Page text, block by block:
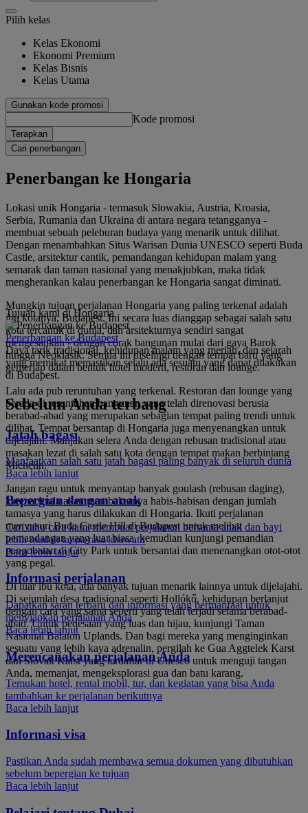
Pilih kelas
Kelas Ekonomi
Ekonomi Premium
Kelas Bisnis
Kelas Utama
Gunakan kode promosi
Kode promosi
Terapkan
Cari penerbangan
Penerbangan ke Hongaria
Lokasi unik Hongaria - termasuk Slowakia, Austria, Kroasia,
Serbia, Rumania dan Ukraina di antara negara tetangganya -
membuat sebuah peleburan budaya yang menarik untuk dilihat.
Dengan menambahkan Situs Warisan Dunia UNESCO seperti Buda
Castle, arsitektur cantik, pemandangan kehidupan malam yang
semarak dan taman nasional yang menakjubkan, maka tidak
mengherankan kalau penerbangan ke Hongaria sangat diminati.
Mungkin tujuan perjalanan Hongaria yang paling terkenal adalah
ibu kotanya, Budapest. Ini secara luas dianggap sebagai salah satu
kota tercantik di dunia, dan arsitekturnya sendiri sangat
mengesankan - dengan corak bangunan mulai dari gaya Barok
hingga Neoklasik. Semua ini diselingi dengan tempat baru yang
gemerlap dalam bentuk hotel modern, restoran dan lounge.
Lalu ada pub reruntuhan yang terkenal. Restoran dan lounge yang
berada di reruntuhan bangunan yang telah direnovasi berusia
berabad-abad yang merupakan sebagian tempat paling trendi untuk
dilihat. Tempat bersantap di Hongaria juga menyenangkan untuk
dijelajahi. Manjakan selera Anda dengan rebusan tradisional atau
masakan lezat di salah satu kota dengan tempat makan berbintang
Michelin.
Jangan ragu untuk menyantap banyak goulash (rebusan daging),
karena Anda akan membakarnya habis-habisan dengan jumlah
tamasya yang harus dilakukan di Hongaria. Ikuti perjalanan
menyusuri Buda Castle Hill di Budapest untuk melihat
pemandangan yang luar biasa, kemudian kunjungi pemandian
pengobatan di City Park untuk bersantai dan menenangkan otot-otot
yang pegal.
Di luar ibu kota, ada banyak tujuan menarik lainnya untuk dijelajahi.
Di sejumlah desa tradisional seperti Hollókő, kehidupan berlanjut
dengan cara yang sama seperti yang telah terjadi selama berabad-
abad. Untuk pedesaan yang luas dan hijau, kunjungi Taman
Nasional Balaton Uplands. Dan bagi mereka yang menginginkan
sesuatu yang lebih kaya adrenalin, pergilah ke Gua Aggtelek Karst
dan Slovak Karst yang terdaftar di Unesco untuk menguji tangan
Anda, memanjat, mengeksplorasi gua dan batu karang.
Tujuan kami di Hongaria
Penerbangan ke Budapest
Daya tarik tradisional, kehidupan malam yang meriah, dan sejarah
yang memikat memastikan selalu ada sesuatu yang dapat dilakukan
di Budapest.
Sebelum Anda terbang
Jatah bagasi
Manfaatkan salah satu jatah bagasi paling banyak di seluruh dunia
Baca lebih lanjut
Bepergian dengan anak
Cari tahu cara kami membuat perjalanan bersama anak dan bayi
lebih mudah tanpa rasa khawatir
Baca lebih lanjut
Informasi perjalanan
Dapatkan saran terbaru dan informasi yang bermanfaat untuk
menyiapkan perjalanan Anda
Baca lebih lanjut
Merencanakan perjalanan Anda
Temukan hotel, rental mobil, tur, dan kegiatan yang bisa Anda
tambahkan ke perjalanan berikutnya
Baca lebih lanjut
Informasi visa
Pastikan Anda sudah membawa semua dokumen yang dibutuhkan
sebelum bepergian ke tujuan
Baca lebih lanjut